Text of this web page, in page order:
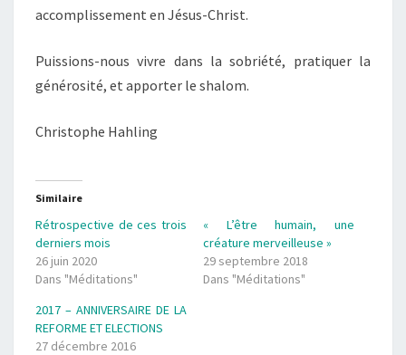
accomplissement en Jésus-Christ.
Puissions-nous vivre dans la sobriété, pratiquer la
générosité, et apporter le shalom.
Christophe Hahling
Similaire
Rétrospective de ces trois
derniers mois
26 juin 2020
Dans "Méditations"
« L’être humain, une
créature merveilleuse »
29 septembre 2018
Dans "Méditations"
2017 – ANNIVERSAIRE DE LA
REFORME ET ELECTIONS
27 décembre 2016